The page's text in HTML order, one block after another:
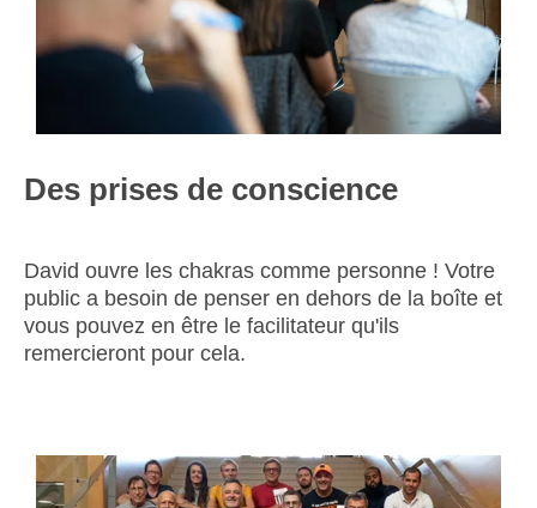
Des prises de conscience
David ouvre les chakras comme personne ! Votre
public a besoin de penser en dehors de la boîte et
vous pouvez en être le facilitateur qu'ils
remercieront pour cela.